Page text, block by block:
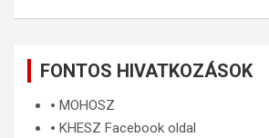
FONTOS HIVATKOZÁSOK
🞄 MOHOSZ
🞄 KHESZ Facebook oldal